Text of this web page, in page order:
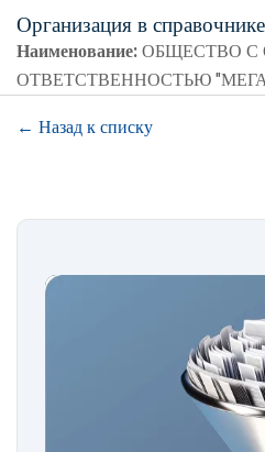
Организация в справочнике
Наименование:ОБЩЕСТВО С
ОТВЕТСТВЕННОСТЬЮ
← Назад к списку